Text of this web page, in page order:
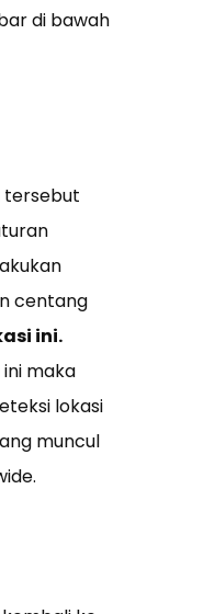
di bawah
tersebut
centang
ini.
maka
lokasi
muncul